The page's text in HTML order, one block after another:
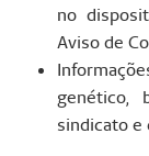
no
Aviso de
genético,
sindicato e